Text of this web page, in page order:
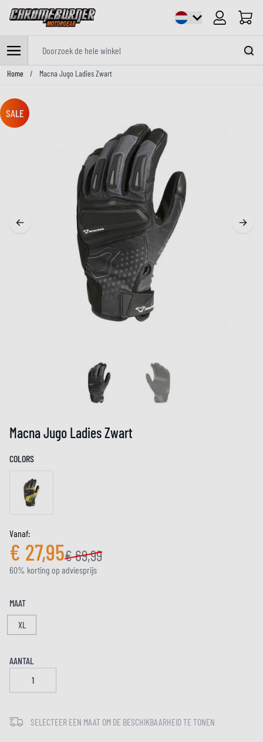
Cart
Ga naar de inhoud
Home / Macna Jugo Ladies Zwart
SALE
Macna Jugo Ladies Zwart
COLORS
Vanaf:
€ 27,95€ 69,99
60% korting op adviesprijs
MAAT
XL
AANTAL
SELECTEER EEN MAAT OM DE BESCHIKBAARHEID TE TONEN